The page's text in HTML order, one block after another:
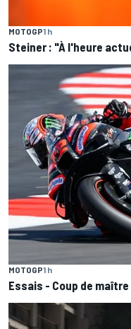
MOTOGP1 h
Steiner : "À l'heure
MOTOGP1 h
Essais - Coup de